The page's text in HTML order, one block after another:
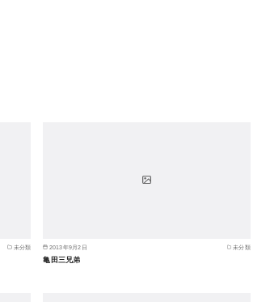
未分類 2013年9月2日 未分類
亀田三兄弟